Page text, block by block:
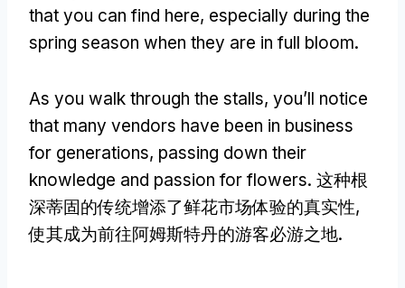
that you can find here, especially during the
spring season when they are in full bloom.
As you walk through the stalls, you’ll notice
that many vendors have been in business
for generations, passing down their
knowledge and passion for flowers. 这种根
深蒂固的传统增添了鲜花市场体验的真实性,
使其成为前往阿姆斯特丹的游客必游之地.